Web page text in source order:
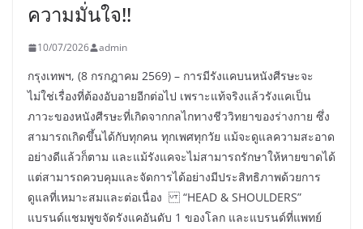
ความมั่นใจ!!
10/07/2026 admin
กรุงเทพฯ, (8 กรกฎาคม 2569) – การมีรังแคบนหนังศีรษะจะ
ไม่ใช่เรื่องที่ต้องอับอายอีกต่อไป เพราะแท้จริงแล้วรังแคเป็น
ภาวะของหนังศีรษะที่เกิดจากกลไกทางชีววิทยาของร่างกาย ซึ่ง
สามารถเกิดขึ้นได้กับทุกคน ทุกเพศทุกวัย แม้จะดูแลความสะอาด
อย่างดีแล้วก็ตาม และแม้รังแคจะไม่สามารถรักษาให้หายขาดได้
แต่สามารถควบคุมและจัดการได้อย่างมีประสิทธิภาพด้วยการ
ดูแลที่เหมาะสมและต่อเนื่อง “HEAD & SHOULDERS”
แบรนด์แชมพูขจัดรังแคอันดับ 1 ของโลก และแบรนด์ที่แพทย์